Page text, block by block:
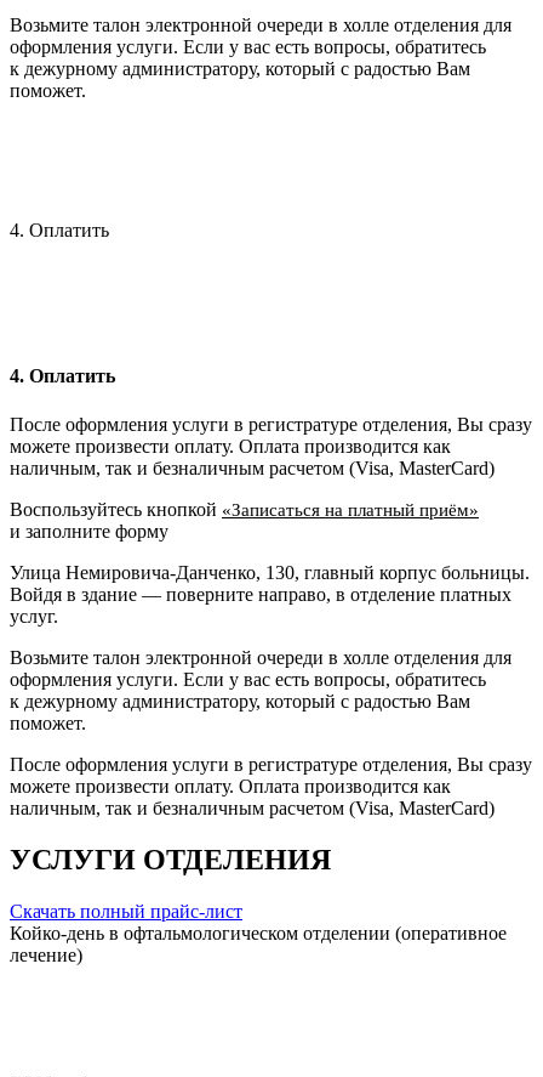
Возьмите талон электронной очереди в холле отделения для
оформления услуги. Если у вас есть вопросы, обратитесь
к дежурному администратору, который с радостью Вам
поможет.
4. Оплатить
4. Оплатить
После оформления услуги в регистратуре отделения, Вы сразу
можете произвести оплату. Оплата производится как
наличным, так и безналичным расчетом (Visa, MasterCard)
Воспользуйтесь кнопкой «Записаться на платный приём»
и заполните форму
Улица Немировича-Данченко, 130, главный корпус больницы.
Войдя в здание — поверните направо, в отделение платных
услуг.
Возьмите талон электронной очереди в холле отделения для
оформления услуги. Если у вас есть вопросы, обратитесь
к дежурному администратору, который с радостью Вам
поможет.
После оформления услуги в регистратуре отделения, Вы сразу
можете произвести оплату. Оплата производится как
наличным, так и безналичным расчетом (Visa, MasterCard)
УСЛУГИ ОТДЕЛЕНИЯ
Скачать полный прайс-лист
Койко-день в офтальмологическом отделении (оперативное
лечение)